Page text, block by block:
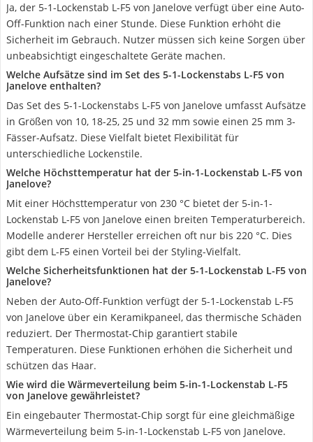
Ja, der 5-1-Lockenstab L-F5 von Janelove verfügt über eine Auto-
Off-Funktion nach einer Stunde. Diese Funktion erhöht die
Sicherheit im Gebrauch. Nutzer müssen sich keine Sorgen über
unbeabsichtigt eingeschaltete Geräte machen.
Welche Aufsätze sind im Set des 5-1-Lockenstabs L-F5 von
Janelove enthalten?
Das Set des 5-1-Lockenstabs L-F5 von Janelove umfasst Aufsätze
in Größen von 10, 18-25, 25 und 32 mm sowie einen 25 mm 3-
Fässer-Aufsatz. Diese Vielfalt bietet Flexibilität für
unterschiedliche Lockenstile.
Welche Höchsttemperatur hat der 5-in-1-Lockenstab L-F5 von
Janelove?
Mit einer Höchsttemperatur von 230 °C bietet der 5-in-1-
Lockenstab L-F5 von Janelove einen breiten Temperaturbereich.
Modelle anderer Hersteller erreichen oft nur bis 220 °C. Dies
gibt dem L-F5 einen Vorteil bei der Styling-Vielfalt.
Welche Sicherheitsfunktionen hat der 5-1-Lockenstab L-F5 von
Janelove?
Neben der Auto-Off-Funktion verfügt der 5-1-Lockenstab L-F5
von Janelove über ein Keramikpaneel, das thermische Schäden
reduziert. Der Thermostat-Chip garantiert stabile
Temperaturen. Diese Funktionen erhöhen die Sicherheit und
schützen das Haar.
Wie wird die Wärmeverteilung beim 5-in-1-Lockenstab L-F5
von Janelove gewährleistet?
Ein eingebauter Thermostat-Chip sorgt für eine gleichmäßige
Wärmeverteilung beim 5-in-1-Lockenstab L-F5 von Janelove.